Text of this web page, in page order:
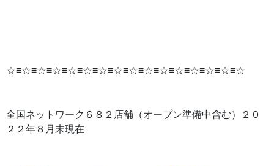
☆≡☆≡☆≡☆≡☆≡☆≡☆≡☆≡☆≡☆≡☆≡☆≡☆≡☆≡☆≡☆
全国ネットワーク６８２店舗（オープン準備中含む）２０
２２年８月末現在